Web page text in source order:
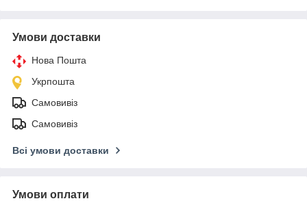
Умови доставки
Нова Пошта
Укрпошта
Самовивіз
Самовивіз
Всі умови доставки
Умови оплати